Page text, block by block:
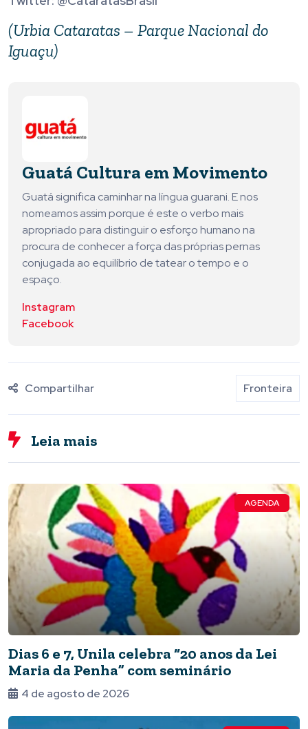
(Urbia Cataratas – Parque Nacional do
Iguaçu)
Guatá Cultura em Movimento
Guatá significa caminhar na língua guarani. E nos
nomeamos assim porque é este o verbo mais
apropriado para distinguir o esforço humano na
procura de conhecer a força das próprias pernas
conjugada ao equilíbrio de tatear o tempo e o
espaço.
Instagram
Facebook
Compartilhar Fronteira
Leia mais
AGENDA
Dias 6 e 7, Unila celebra “20 anos da Lei
Maria da Penha” com seminário
4 de agosto de 2026